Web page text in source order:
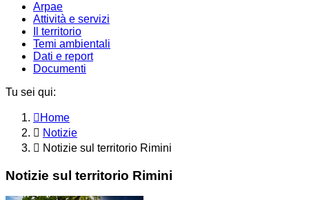
Arpae
Attività e servizi
Il territorio
Temi ambientali
Dati e report
Documenti
Tu sei qui:
Home
Notizie
Notizie sul territorio Rimini
Notizie sul territorio Rimini